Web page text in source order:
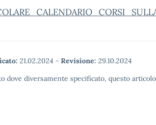
21.02.2024 - Revisione: 29.10.2024
dove diversamente specificato, questo